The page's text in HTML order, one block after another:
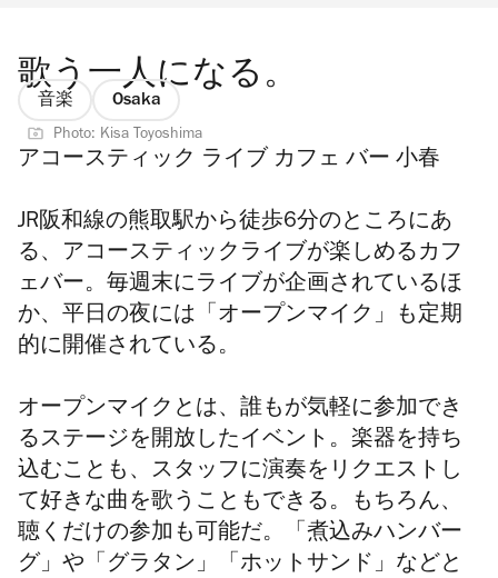
歌う一人になる。
音楽 Osaka
Photo: Kisa Toyoshima
アコースティック ライブ カフェ バー 小春
JR阪和線の熊取駅から徒歩6分のところにあ
る、アコースティックライブが楽しめるカフ
ェバー。毎週末にライブが企画されているほ
か、平日の夜には「オープンマイク」も定期
的に開催されている。
オープンマイクとは、誰もが気軽に参加でき
るステージを開放したイベント。楽器を持ち
込むことも、スタッフに演奏をリクエストし
て好きな曲を歌うこともできる。もちろん、
聴くだけの参加も可能だ。「煮込みハンバー
グ」や「グラタン」「ホットサンド」などと